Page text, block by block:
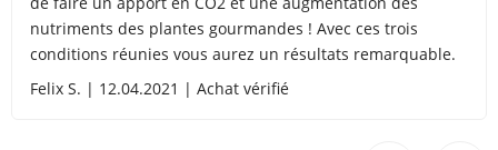
nutriments des plantes gourmandes ! Avec ces trois
conditions réunies vous aurez un résultats remarquable.
Felix S. | 12.04.2021 | Achat vérifié